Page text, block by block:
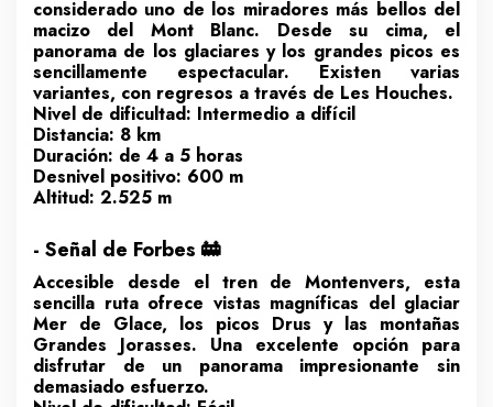
considerado uno de los miradores más bellos del
macizo del Mont Blanc. Desde su cima, el
panorama de los glaciares y los grandes picos es
sencillamente espectacular. Existen varias
variantes, con regresos a través de Les Houches.
Nivel de dificultad: Intermedio a difícil
Distancia: 8 km
Duración: de 4 a 5 horas
Desnivel positivo: 600 m
Altitud: 2.525 m
- Señal de Forbes 🚋
Accesible desde el tren de Montenvers, esta
sencilla ruta ofrece vistas magníficas del glaciar
Mer de Glace, los picos Drus y las montañas
Grandes Jorasses. Una excelente opción para
disfrutar de un panorama impresionante sin
demasiado esfuerzo.